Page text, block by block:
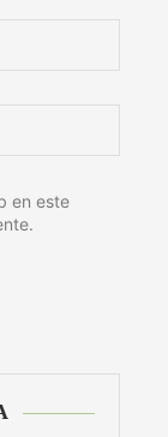
en este